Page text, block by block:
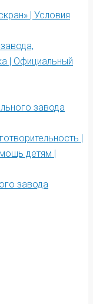
| Условия
| Официальный
завода
|
детям |
завода